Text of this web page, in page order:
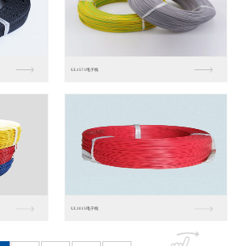
UL1571电子线
UL1015电子线